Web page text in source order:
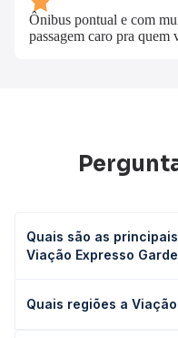
Ônibus pontual e com
passagem caro pra quem
Quais são as
Viação Expresso
brasileiro, com rotas
Quais regiões a